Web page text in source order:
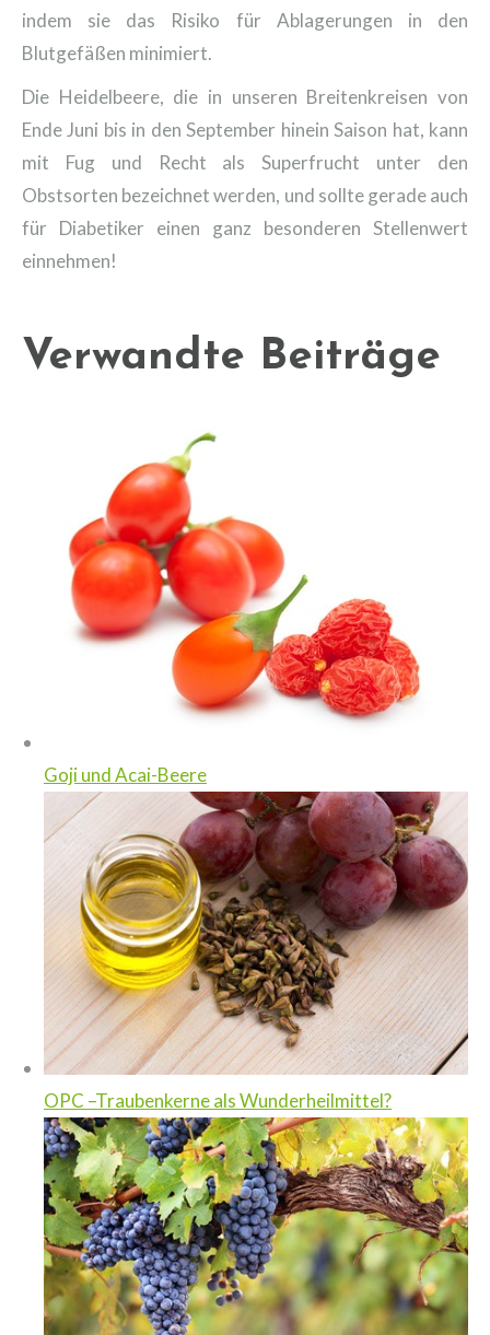
indem sie das Risiko für Ablagerungen in den
Blutgefäßen minimiert.
Die Heidelbeere, die in unseren Breitenkreisen von
Ende Juni bis in den September hinein Saison hat, kann
mit Fug und Recht als Superfrucht unter den
Obstsorten bezeichnet werden, und sollte gerade auch
für Diabetiker einen ganz besonderen Stellenwert
einnehmen!
Verwandte Beiträge
Goji und Acai-Beere
OPC –Traubenkerne als Wunderheilmittel?